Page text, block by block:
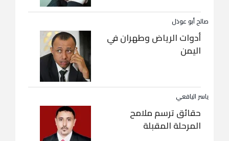
صالح أبو عوذل
أدوات الرياض وطهران في
اليمن
ياسر اليافعي
حقائق ترسم ملامح
المرحلة المقبلة